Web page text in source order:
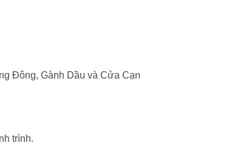
Đông, Gành Dầu và Cửa Cạn
trình.